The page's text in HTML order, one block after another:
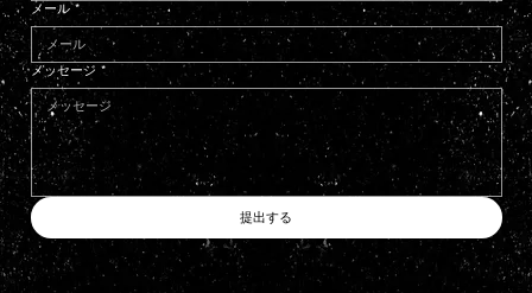
メール *
メッセージ *
提出する